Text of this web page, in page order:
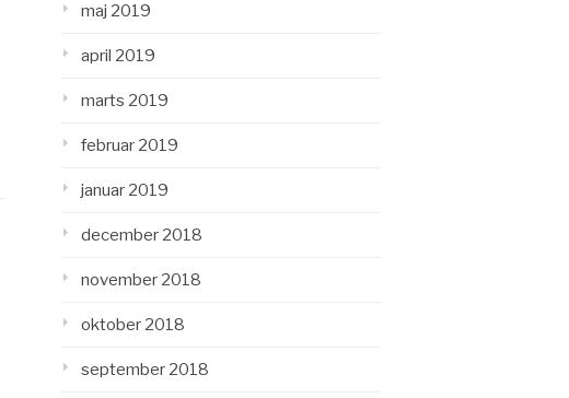
maj 2019
april 2019
marts 2019
februar 2019
januar 2019
december 2018
november 2018
oktober 2018
september 2018